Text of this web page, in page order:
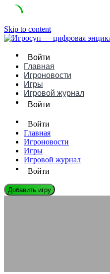
Skip to content
Войти
Главная
Игроновости
Игры
Игровой журнал
Войти
Войти
Главная
Игроновости
Игры
Игровой журнал
Войти
Добавить игру